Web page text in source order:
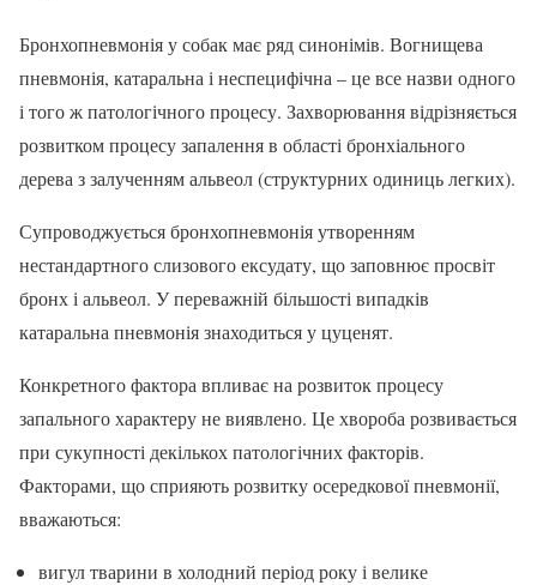
Бронхопневмонія у собак має ряд синонімів. Вогнищева
пневмонія, катаральна і неспецифічна – це все назви одного
і того ж патологічного процесу. Захворювання відрізняється
розвитком процесу запалення в області бронхіального
дерева з залученням альвеол (структурних одиниць легких).
Супроводжується бронхопневмонія утворенням
нестандартного слизового ексудату, що заповнює просвіт
бронх і альвеол. У переважній більшості випадків
катаральна пневмонія знаходиться у цуценят.
Конкретного фактора впливає на розвиток процесу
запального характеру не виявлено. Це хвороба розвивається
при сукупності декількох патологічних факторів.
Факторами, що сприяють розвитку осередкової пневмонії,
вважаються:
вигул тварини в холодний період року і велике